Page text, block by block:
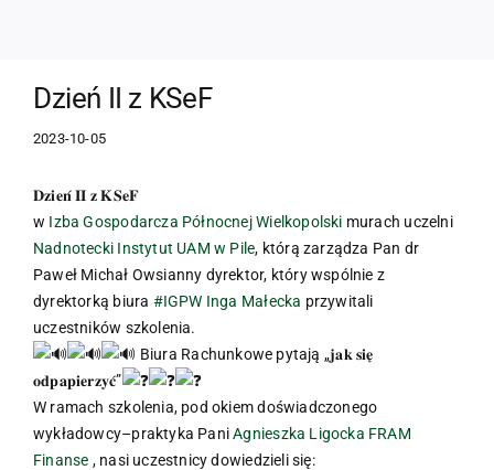
Dzień II z KSeF
2023-10-05
𝐃𝐳𝐢𝐞𝐧́ 𝐈𝐈 𝐳 𝐊𝐒𝐞𝐅
w Izba Gospodarcza Północnej Wielkopolski murach uczelni
Nadnotecki Instytut UAM w Pile, którą zarządza Pan dr
Paweł Michał Owsianny dyrektor, który wspólnie z
dyrektorką biura #IGPW Inga Małecka przywitali
uczestników szkolenia.
Biura Rachunkowe pytają „𝐣𝐚𝐤 𝐬𝐢𝐞̨
𝐨𝐝𝐩𝐚𝐩𝐢𝐞𝐫𝐳𝐲𝐜́”
W ramach szkolenia, pod okiem doświadczonego
wykładowcy–praktyka PaniAgnieszka Ligocka FRAM
Finanse , nasi uczestnicy dowiedzieli się: